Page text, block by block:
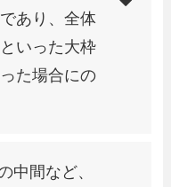
あり、全体
いった大枠
た場合にの
中間など、